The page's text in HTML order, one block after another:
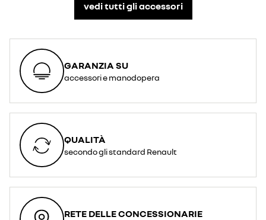
vedi tutti gli accessori​
GARANZIA SU
accessori e manodopera
QUALITÀ
secondo gli standard Renault
RETE DELLE CONCESSIONARIE